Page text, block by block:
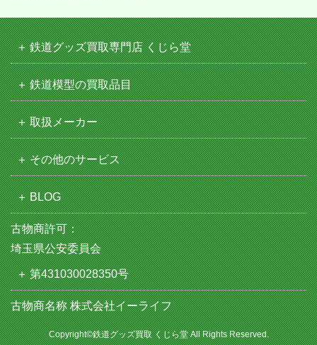
鉄道グッズ買取専門店 くじら堂
鉄道模型の買取品目
取扱メーカー
その他のサービス
BLOG
古物商許可：
埼玉県公安委員会
第431030028350号
古物商名称 株式会社イーライフ
Copyright©鉄道グッズ買取 くじら堂 All Rights Reserved.